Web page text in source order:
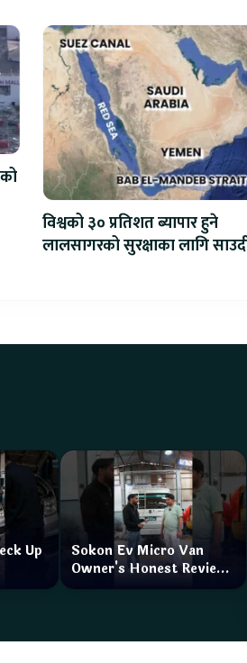
विश्वको ३० प्रतिशत ब्यापार हुने
लालसागरको सुरक्षाका लागि
Up
Sokon Ev Micro Van
Owner's Honest Review
How is the service?